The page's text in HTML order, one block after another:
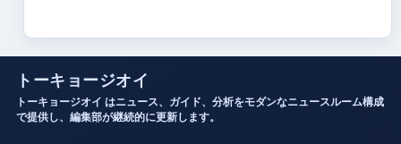
トーキョージオイ
トーキョージオイ はニュース、ガイド、分析をモダンなニュースルーム構成
で提供し、編集部が継続的に更新します。